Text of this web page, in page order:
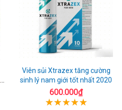
Viên sủi Xtrazex tăng cường
sinh lý nam giới tốt nhất 2020
600.000₫